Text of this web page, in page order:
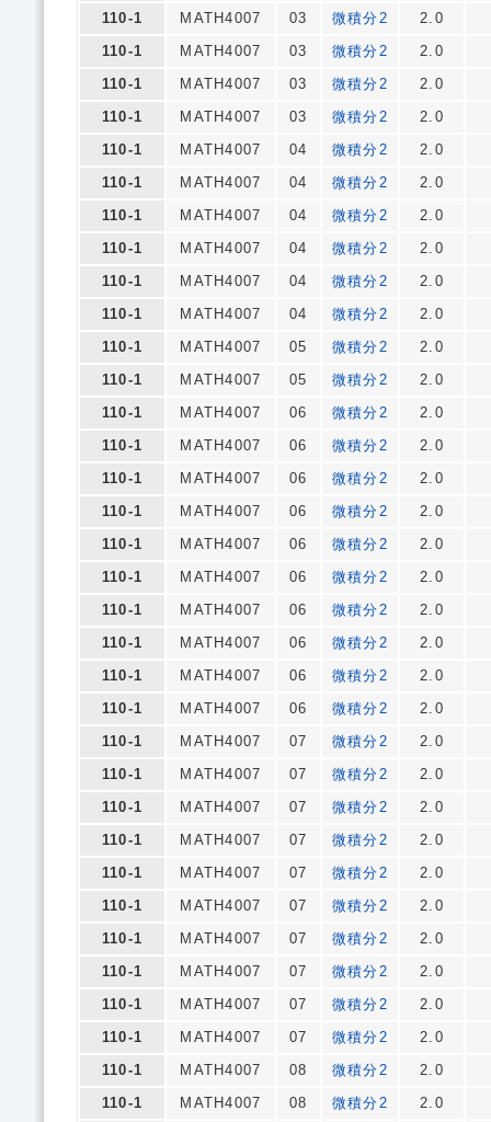
110-1
MATH4007 03 微積分2
2.0
110-1
MATH4007 03 微積分2
2.0
110-1
MATH4007 03 微積分2
2.0
110-1
MATH4007 03 微積分2
2.0
110-1
MATH4007 04 微積分2
2.0
110-1
MATH4007 04 微積分2
2.0
110-1
MATH4007 04 微積分2
2.0
110-1
MATH4007 04 微積分2
2.0
110-1
MATH4007 04 微積分2
2.0
110-1
MATH4007 04 微積分2
2.0
110-1
MATH4007 05 微積分2
2.0
110-1
MATH4007 05 微積分2
2.0
110-1
MATH4007 06 微積分2
2.0
110-1
MATH4007 06 微積分2
2.0
110-1
MATH4007 06 微積分2
2.0
110-1
MATH4007 06 微積分2
2.0
110-1
MATH4007 06 微積分2
2.0
110-1
MATH4007 06 微積分2
2.0
110-1
MATH4007 06 微積分2
2.0
110-1
MATH4007 06 微積分2
2.0
110-1
MATH4007 06 微積分2
2.0
110-1
MATH4007 06 微積分2
2.0
110-1
MATH4007 07 微積分2
2.0
110-1
MATH4007 07 微積分2
2.0
110-1
MATH4007 07 微積分2
2.0
110-1
MATH4007 07 微積分2
2.0
110-1
MATH4007 07 微積分2
2.0
110-1
MATH4007 07 微積分2
2.0
110-1
MATH4007 07 微積分2
2.0
110-1
MATH4007 07 微積分2
2.0
110-1
MATH4007 07 微積分2
2.0
110-1
MATH4007 07 微積分2
2.0
110-1
MATH4007 08 微積分2
2.0
110-1
MATH4007 08 微積分2
2.0